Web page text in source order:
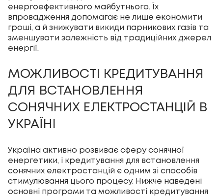
енергоефективного майбутнього. Їх
впровадження допомагає не лише економити
гроші, а й знижувати викиди парникових газів та
зменшувати залежність від традиційних джерел
енергії.
МОЖЛИВОСТІ КРЕДИТУВАННЯ
ДЛЯ ВСТАНОВЛЕННЯ
СОНЯЧНИХ ЕЛЕКТРОСТАНЦІЙ В
УКРАЇНІ
Україна активно розвиває сферу сонячної
енергетики, і кредитування для встановлення
сонячних електростанцій є одним зі способів
стимулювання цього процесу. Нижче наведені
основні програми та можливості кредитування